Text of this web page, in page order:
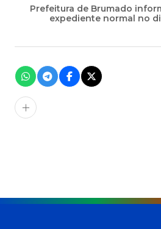
Prefeitura de Brumado
expediente normal no